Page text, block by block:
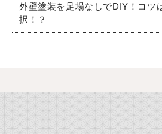
外壁塗装を足場なしでDIY！コツ
択！？